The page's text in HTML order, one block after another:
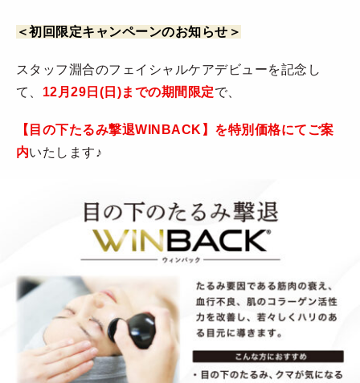
＜初回限定キャンペーンのお知らせ＞
スタッフ淵合のフェイシャルケアデビューを記念し
て、 12月29日(日)までの期間限定で、
【目の下たるみ撃退WINBACK】を特別価格にてご案
内いたします♪